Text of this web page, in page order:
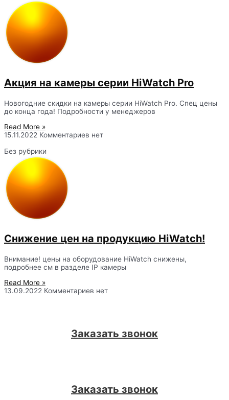
Акция на камеры серии HiWatch Pro
Новогодние скидки на камеры серии HiWatch Pro. Спец цены
до конца года! Подробности у менеджеров
Read More »
15.11.2022 Комментариев нет
Без рубрики
Снижение цен на продукцию HiWatch!
Внимание! цены на оборудование HiWatch снижены,
подробнее см в разделе IP камеры
Read More »
13.09.2022 Комментариев нет
Заказать звонок
Заказать звонок